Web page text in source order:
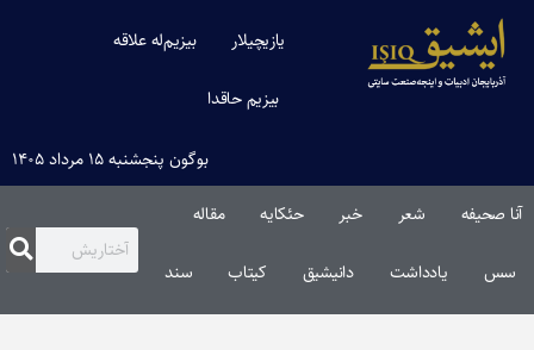
یازیچیلار بیزیم‌له علاقه
بیزیم حاقدا
بوگون پنجشنبه ۱۵ مرداد ۱۴۰۵
آنا صحیفه شعر خبر حئکایه مقاله‌
سس یادداشت دانیشیق کیتاب سند